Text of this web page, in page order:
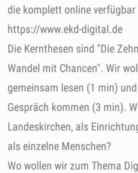
die komplett online verfügbar
https://www.ekd-digital.de
Die Kernthesen sind "Die
Wandel mit Chancen". Wir
gemeinsam lesen (1 min)
Gespräch kommen (3 min).
Landeskirchen, als
als einzelne Menschen?
Wo wollen wir zum Thema